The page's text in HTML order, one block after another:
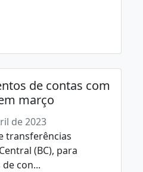
de contas com
março
de 2023
transferências
(BC), para
con...